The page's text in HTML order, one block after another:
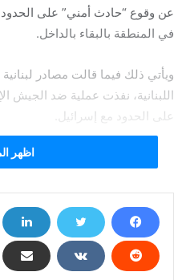
عن وقوع “حادث أمني” على
في المنطقة بالبقاء بالداخل.
ويأتي ذلك فيما قالت مصادر
اللبنانية، نفذت عملية ضد الجيش
على الحدود مع إسرائيل.
وأشار أحد المصادر إلى أن عملية
جاء ذلك فيما تأهبت إسرائيل
اللبناني المسلح، وتزايدت
سوريا مسلحاً بارزاً لحزب الله
اظهر